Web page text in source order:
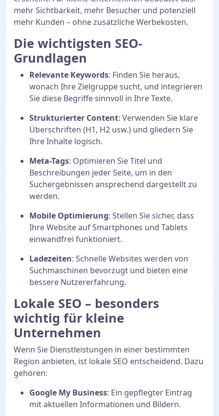
mehr Sichtbarkeit, mehr Besucher und potenziell
mehr Kunden – ohne zusätzliche Werbekosten.
Die wichtigsten SEO-
Grundlagen
Relevante Keywords: Finden Sie heraus,
wonach Ihre Zielgruppe sucht, und integrieren
Sie diese Begriffe sinnvoll in Ihre Texte.
Strukturierter Content: Verwenden Sie klare
Überschriften (H1, H2 usw.) und gliedern Sie
Ihre Inhalte logisch.
Meta-Tags: Optimieren Sie Titel und
Beschreibungen jeder Seite, um in den
Suchergebnissen ansprechend dargestellt zu
werden.
Mobile Optimierung: Stellen Sie sicher, dass
Ihre Website auf Smartphones und Tablets
einwandfrei funktioniert.
Ladezeiten: Schnelle Websites werden von
Suchmaschinen bevorzugt und bieten eine
bessere Nutzererfahrung.
Lokale SEO – besonders
wichtig für kleine
Unternehmen
Wenn Sie Dienstleistungen in einer bestimmten
Region anbieten, ist lokale SEO entscheidend. Dazu
gehören:
Google My Business: Ein gepflegter Eintrag
mit aktuellen Informationen und Bildern.